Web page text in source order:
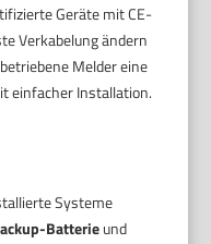
Geräte mit CE-
Verkabelung ändern
Melder eine
einfacher Installation.
Systeme
Batterieund